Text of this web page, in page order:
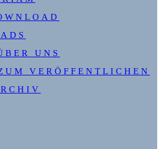
UNS
VERÖFFENTLICHEN